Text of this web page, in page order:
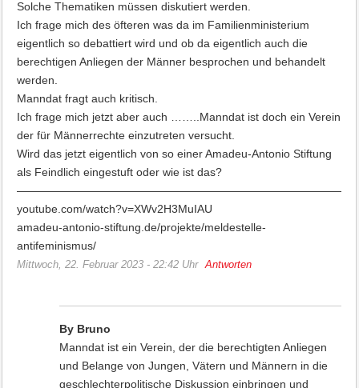
Solche Thematiken müssen diskutiert werden.
Ich frage mich des öfteren was da im Familienministerium
eigentlich so debattiert wird und ob da eigentlich auch die
berechtigen Anliegen der Männer besprochen und behandelt
werden.
Manndat fragt auch kritisch.
Ich frage mich jetzt aber auch ……..Manndat ist doch ein Verein
der für Männerrechte einzutreten versucht.
Wird das jetzt eigentlich von so einer Amadeu-Antonio Stiftung
als Feindlich eingestuft oder wie ist das?
youtube.com/watch?v=XWv2H3MuIAU
amadeu-antonio-stiftung.de/projekte/meldestelle-
antifeminismus/
Mittwoch, 22. Februar 2023 - 22:42 Uhr Antworten
By Bruno
Manndat ist ein Verein, der die berechtigten Anliegen
und Belange von Jungen, Vätern und Männern in die
geschlechterpolitische Diskussion einbringen und